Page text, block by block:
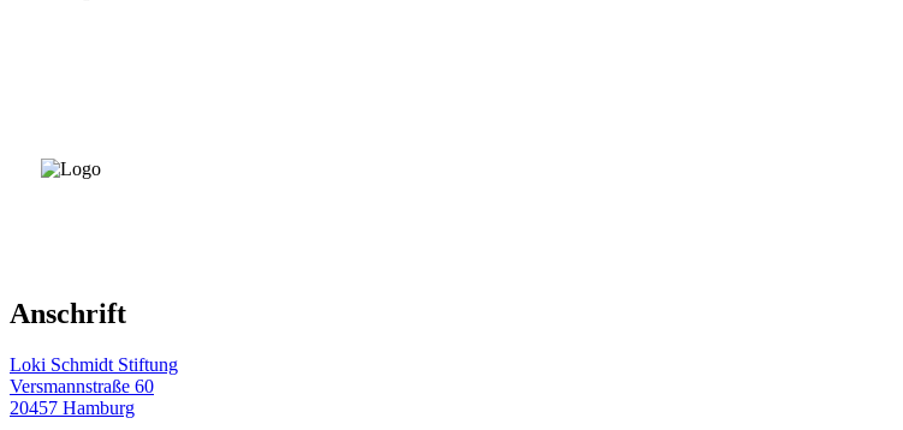
Anschrift
Loki Schmidt Stiftung
Versmannstraße 60
20457 Hamburg